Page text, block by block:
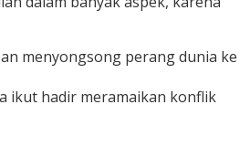
menyongsong perang dunia ke
ikut hadir meramaikan konflik